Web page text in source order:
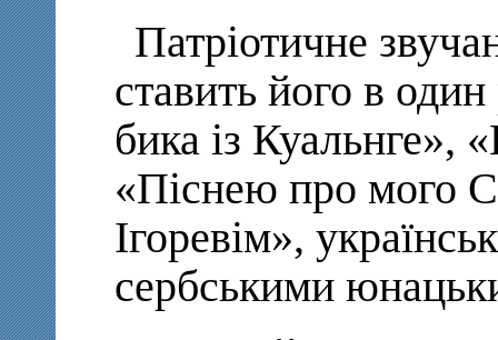
Патріотичне
ставить його в
бика із Куальнге»,
«Піснею про мого
Ігоревім»,
сербськими